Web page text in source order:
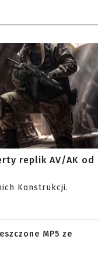
replik AV/AK od
Konstrukcji.
MP5 ze